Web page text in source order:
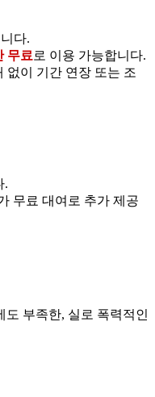
다.
무료 로 이용 가능합니다.
없이 기간 연장 또는 조
.
무료 대여로 추가 제공
부족한, 실로 폭력적인